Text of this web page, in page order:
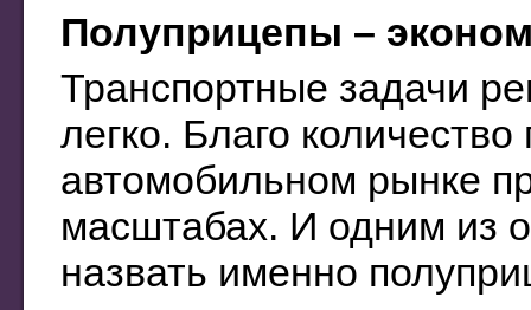
Полуприцепы –
Транспортные задачи
легко. Благо количество
автомобильном рынке
масштабах. И одним из
назвать именно